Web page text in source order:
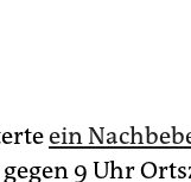
ein
9 Uhr